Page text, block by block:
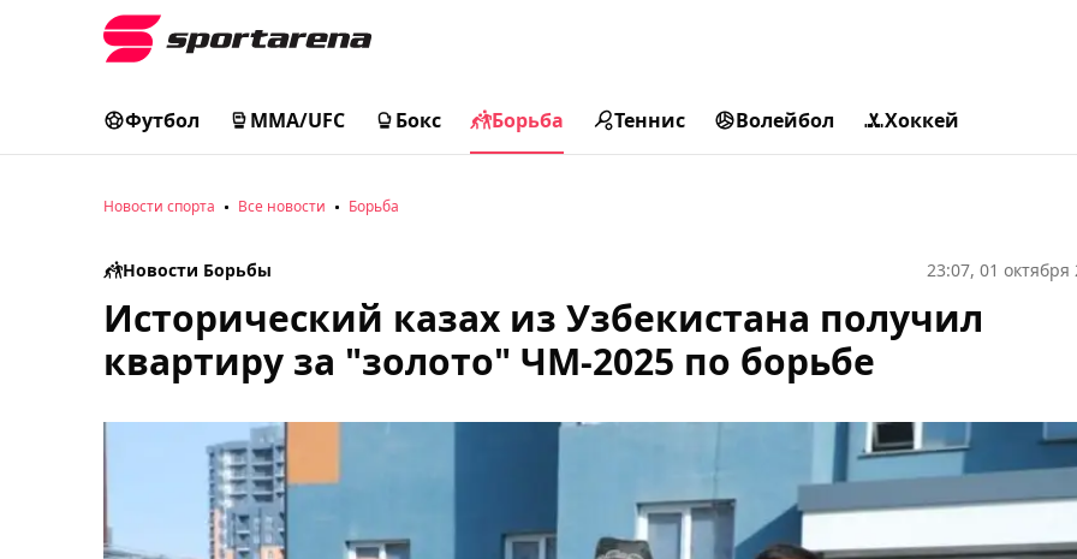
Футбол MMA/UFC Бокс Борьба Теннис Волейбол Хоккей
Новости спорта Все новости Борьба
Новости Борьбы 23:07, 01 октября
Исторический казах из Узбекистана получил
квартиру за "золото" ЧМ-2025 по борьбе